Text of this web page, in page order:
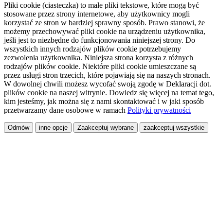
Pliki cookie (ciasteczka) to małe pliki tekstowe, które mogą być
stosowane przez strony internetowe, aby użytkownicy mogli
korzystać ze stron w bardziej sprawny sposób. Prawo stanowi, że
możemy przechowywać pliki cookie na urządzeniu użytkownika,
jeśli jest to niezbędne do funkcjonowania niniejszej strony. Do
wszystkich innych rodzajów plików cookie potrzebujemy
zezwolenia użytkownika. Niniejsza strona korzysta z różnych
rodzajów plików cookie. Niektóre pliki cookie umieszczane są
przez usługi stron trzecich, które pojawiają się na naszych stronach.
W dowolnej chwili możesz wycofać swoją zgodę w Deklaracji dot.
plików cookie na naszej witrynie. Dowiedz się więcej na temat tego,
kim jesteśmy, jak można się z nami skontaktować i w jaki sposób
przetwarzamy dane osobowe w ramach Polityki prywatności
Odmów inne opcje Zaakceptuj wybrane zaakceptuj wszystkie